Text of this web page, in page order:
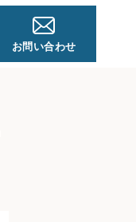
お問い合わせ